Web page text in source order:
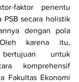
faktor penentu
PSB secara holistik
dengan pola
karena itu,
untuk
komprehensif
Fakultas Ekonomi